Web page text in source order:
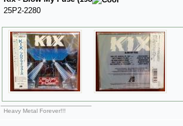
25P2-2280
Heavy Metal Forever!!!